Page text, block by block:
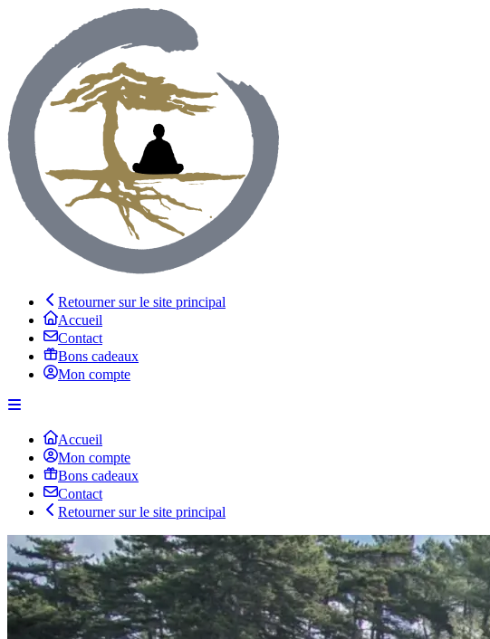
Retourner sur le site principal
Accueil
Contact
Bons cadeaux
Mon compte
Accueil
Mon compte
Bons cadeaux
Contact
Retourner sur le site principal